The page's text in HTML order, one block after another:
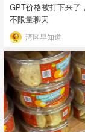
GPT价格被打下来了
不限量聊天
湾区早知道